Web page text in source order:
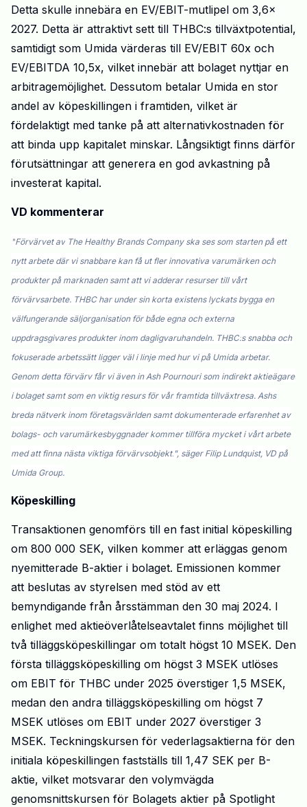
Detta skulle innebära en EV/EBIT-mutlipel om 3,6x
2027. Detta är attraktivt sett till THBC:s tillväxtpotential,
samtidigt som Umida värderas till EV/EBIT 60x och
EV/EBITDA 10,5x, vilket innebär att bolaget nyttjar en
arbitragemöjlighet. Dessutom betalar Umida en stor
andel av köpeskillingen i framtiden, vilket är
fördelaktigt med tanke på att alternativkostnaden för
att binda upp kapitalet minskar. Långsiktigt finns därför
förutsättningar att generera en god avkastning på
investerat kapital.
VD kommenterar
"Förvärvet av The Healthy Brands Company ska ses som starten på ett
nytt arbete där vi snabbare kan få ut fler innovativa varumärken och
produkter på marknaden samt att vi adderar resurser till vårt
förvärvsarbete. THBC har under sin korta existens lyckats bygga en
välfungerande säljorganisation för både egna och externa
uppdragsgivares produkter inom dagligvaruhandeln. THBC:s snabba och
fokuserade arbetssätt ligger väl i linje med hur vi på Umida arbetar.
Genom detta förvärv får vi även in Ash Pournouri som indirekt aktieägare
i bolaget samt som en viktig resurs för vår framtida tillväxtresa. Ashs
breda nätverk inom företagsvärlden samt dokumenterade erfarenhet av
bolags- och varumärkesbyggnader kommer tillföra mycket i vårt arbete
med att finna nästa viktiga förvärvsobjekt. ", säger Filip Lundquist, VD på
Umida Group.
Köpeskilling
Transaktionen genomförs till en fast initial köpeskilling
om 800 000 SEK, vilken kommer att erläggas genom
nyemitterade B-aktier i bolaget. Emissionen kommer
att beslutas av styrelsen med stöd av ett
bemyndigande från årsstämman den 30 maj 2024. I
enlighet med aktieöverlåtelseavtalet finns möjlighet till
två tilläggsköpeskillingar om totalt högst 10 MSEK. Den
första tilläggsköpeskilling om högst 3 MSEK utlöses
om EBIT för THBC under 2025 överstiger 1,5 MSEK,
medan den andra tilläggsköpeskilling om högst 7
MSEK utlöses om EBIT under 2027 överstiger 3
MSEK. Teckningskursen för vederlagsaktierna för den
initiala köpeskillingen fastställs till 1,47 SEK per B-
aktie, vilket motsvarar den volymvägda
genomsnittskursen för Bolagets aktier på Spotlight